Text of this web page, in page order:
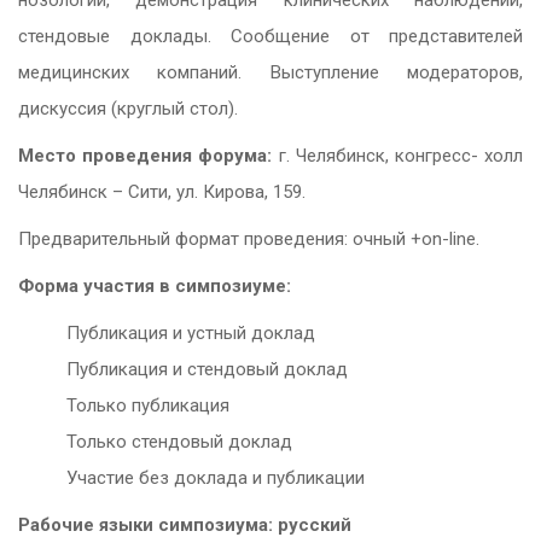
стендовые доклады. Сообщение от представителей
медицинских компаний. Выступление модераторов,
дискуссия (круглый стол).
Место проведения форума: г. Челябинск, конгресс- холл
Челябинск – Сити, ул. Кирова, 159.
Предварительный формат проведения: очный +on-line.
Форма участия в симпозиуме:
Публикация и устный доклад
Публикация и стендовый доклад
Только публикация
Только стендовый доклад
Участие без доклада и публикации
Рабочие языки симпозиума: русский